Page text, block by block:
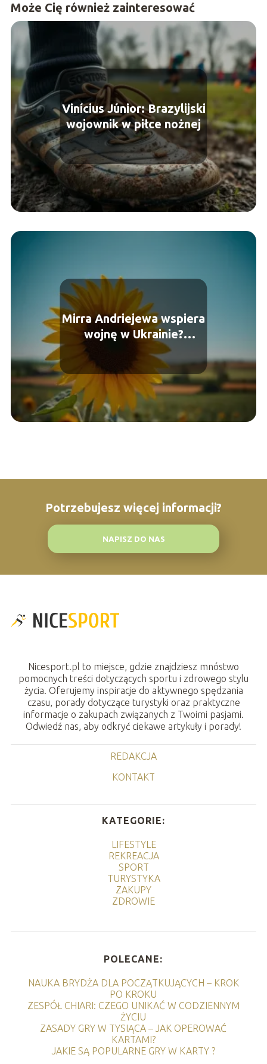
Może Cię również zainteresować
Vinícius Júnior: Brazylijski
wojownik w piłce nożnej
Mirra Andriejewa wspiera
wojnę w Ukrainie?
Poważne oskarżenie
Potrzebujesz więcej informacji?
NAPISZ DO NAS
Nicesport.pl to miejsce, gdzie znajdziesz mnóstwo
pomocnych treści dotyczących sportu i zdrowego stylu
życia. Oferujemy inspiracje do aktywnego spędzania
czasu, porady dotyczące turystyki oraz praktyczne
informacje o zakupach związanych z Twoimi pasjami.
Odwiedź nas, aby odkryć ciekawe artykuły i porady!
REDAKCJA
KONTAKT
KATEGORIE:
LIFESTYLE
REKREACJA
SPORT
TURYSTYKA
ZAKUPY
ZDROWIE
POLECANE:
NAUKA BRYDŻA DLA POCZĄTKUJĄCYCH – KROK
PO KROKU
ZESPÓŁ CHIARI: CZEGO UNIKAĆ W CODZIENNYM
ŻYCIU
ZASADY GRY W TYSIĄCA – JAK OPEROWAĆ
KARTAMI?
JAKIE SĄ POPULARNE GRY W KARTY ?